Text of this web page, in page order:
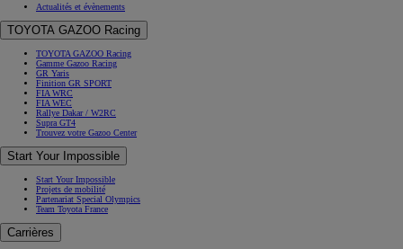
Actualités et évènements
TOYOTA GAZOO Racing
TOYOTA GAZOO Racing
Gamme Gazoo Racing
GR Yaris
Finition GR SPORT
FIA WRC
FIA WEC
Rallye Dakar / W2RC
Supra GT4
Trouvez votre Gazoo Center
Start Your Impossible
Start Your Impossible
Projets de mobilité
Partenariat Special Olympics
Team Toyota France
Carrières